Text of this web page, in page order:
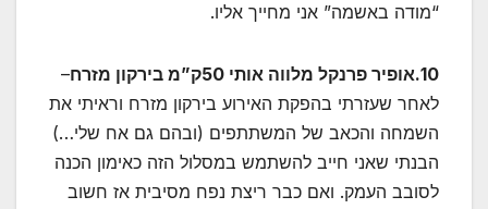
“מודה באשמה” אני מחייך אליו.
10.אופיר פרנקל מלווה אותי 50ק”מ בירקון מזרח
–
לאחר שעזרתי בהפקת האירוע בירקון מזרח וראיתי את
השמחה והכאב של המשתתפים (ובהם גם אח שלי…)
הבנתי שאני חייב להשתמש במסלול הזה כאימון הכנה
לסובב העמק. ואם כבר ריצת נפח מסיבית אז חשוב